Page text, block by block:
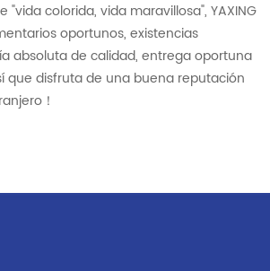
"vida colorida, vida maravillosa", YAXING
oportunos, existencias
absoluta de calidad, entrega oportuna
que disfruta de una buena reputación
！